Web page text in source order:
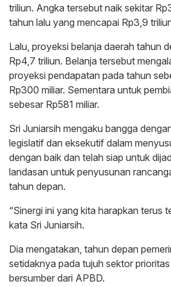
triliun. Angka tersebut naik sekitar
tahun lalu yang mencapai Rp3,9
Lalu, proyeksi belanja daerah tahun
Rp4,7 triliun. Belanja tersebut
proyeksi pendapatan pada tahun
Rp300 miliar. Sementara untuk
sebesar Rp581 miliar.
Sri Juniarsih mengaku bangga
legislatif dan eksekutif dalam
dengan baik dan telah siap untuk
landasan untuk penyusunan
tahun depan.
“Sinergi ini yang kita harapkan terus
kata Sri Juniarsih.
Dia mengatakan, tahun depan
setidaknya pada tujuh sektor
bersumber dari APBD.